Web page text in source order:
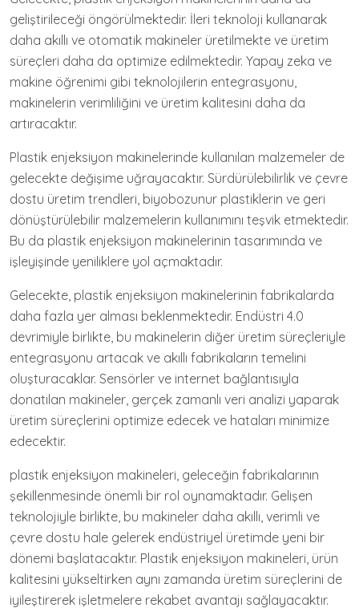
geliştirileceği öngörülmektedir. İleri teknoloji kullanarak
daha akıllı ve otomatik makineler üretilmekte ve üretim
süreçleri daha da optimize edilmektedir. Yapay zeka ve
makine öğrenimi gibi teknolojilerin entegrasyonu,
makinelerin verimliliğini ve üretim kalitesini daha da
artıracaktır.
Plastik enjeksiyon makinelerinde kullanılan malzemeler de
gelecekte değişime uğrayacaktır. Sürdürülebilirlik ve çevre
dostu üretim trendleri, biyobozunur plastiklerin ve geri
dönüştürülebilir malzemelerin kullanımını teşvik etmektedir.
Bu da plastik enjeksiyon makinelerinin tasarımında ve
işleyişinde yeniliklere yol açmaktadır.
Gelecekte, plastik enjeksiyon makinelerinin fabrikalarda
daha fazla yer alması beklenmektedir. Endüstri 4.0
devrimiyle birlikte, bu makinelerin diğer üretim süreçleriyle
entegrasyonu artacak ve akıllı fabrikaların temelini
oluşturacaklar. Sensörler ve internet bağlantısıyla
donatılan makineler, gerçek zamanlı veri analizi yaparak
üretim süreçlerini optimize edecek ve hataları minimize
edecektir.
plastik enjeksiyon makineleri, geleceğin fabrikalarının
şekillenmesinde önemli bir rol oynamaktadır. Gelişen
teknolojiyle birlikte, bu makineler daha akıllı, verimli ve
çevre dostu hale gelerek endüstriyel üretimde yeni bir
dönemi başlatacaktır. Plastik enjeksiyon makineleri, ürün
kalitesini yükseltirken aynı zamanda üretim süreçlerini de
iyileştirerek işletmelere rekabet avantajı sağlayacaktır.